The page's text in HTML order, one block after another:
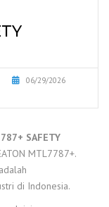
06/29/2026
SAFETY
MTL7787+.
di Indonesia.